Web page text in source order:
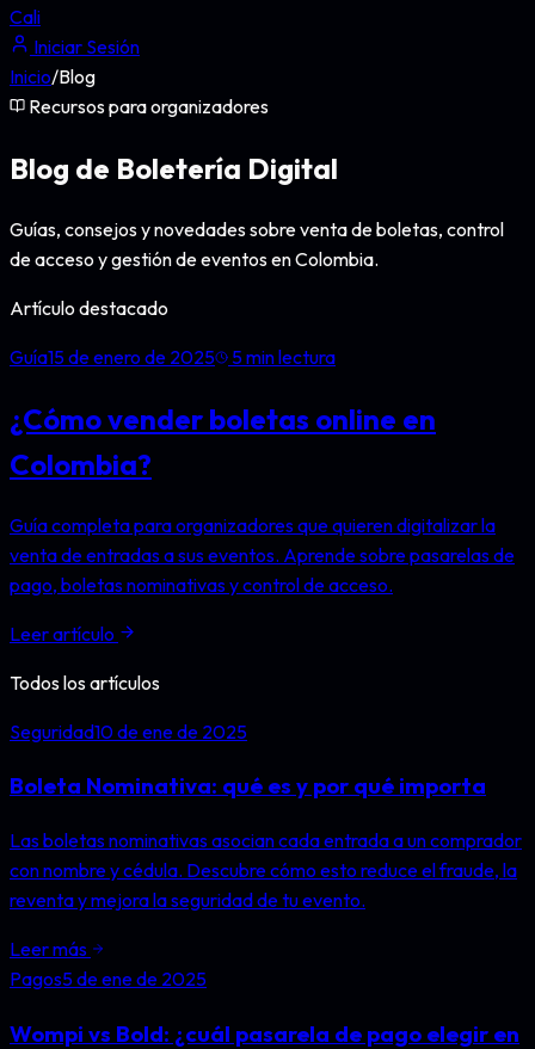
Cali
Iniciar Sesión
Inicio/Blog
Recursos para organizadores
Blog de Boletería Digital
Guías, consejos y novedades sobre venta de boletas, control
de acceso y gestión de eventos en Colombia.
Artículo destacado
Guía15 de enero de 2025 5min lectura
¿Cómo vender boletas online en
Colombia?
Guía completa para organizadores que quieren digitalizar la
venta de entradas a sus eventos. Aprende sobre pasarelas de
pago, boletas nominativas y control de acceso.
Leer artículo
Todos los artículos
Seguridad10 de ene de 2025
Boleta Nominativa: qué es y por qué importa
Las boletas nominativas asocian cada entrada a un comprador
con nombre y cédula. Descubre cómo esto reduce el fraude, la
reventa y mejora la seguridad de tu evento.
Leer más
Pagos5 de ene de 2025
Wompi vs Bold: ¿cuál pasarela de pago elegir en